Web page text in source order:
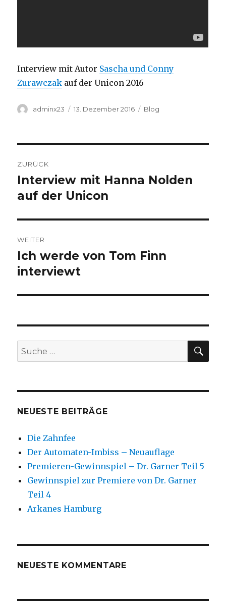
Interview mit Autor Sascha und Conny
Zurawczak auf der Unicon 2016
Autor
adminx23
Veröffentlicht
13. Dezember 2016 Kategorien
Blog
ZURÜCK
Vorheriger
Beitrag:
Interview mit Hanna Nolden
auf der Unicon
WEITER
Nächster
Beitrag:
Ich werde von Tom Finn
interviewt
Suche
nach:
NEUESTE BEITRÄGE
Die Zahnfee
Der Automaten-Imbiss – Neuauflage
Premieren-Gewinnspiel – Dr. Garner Teil 5
Gewinnspiel zur Premiere von Dr. Garner
Teil 4
Arkanes Hamburg
NEUESTE KOMMENTARE